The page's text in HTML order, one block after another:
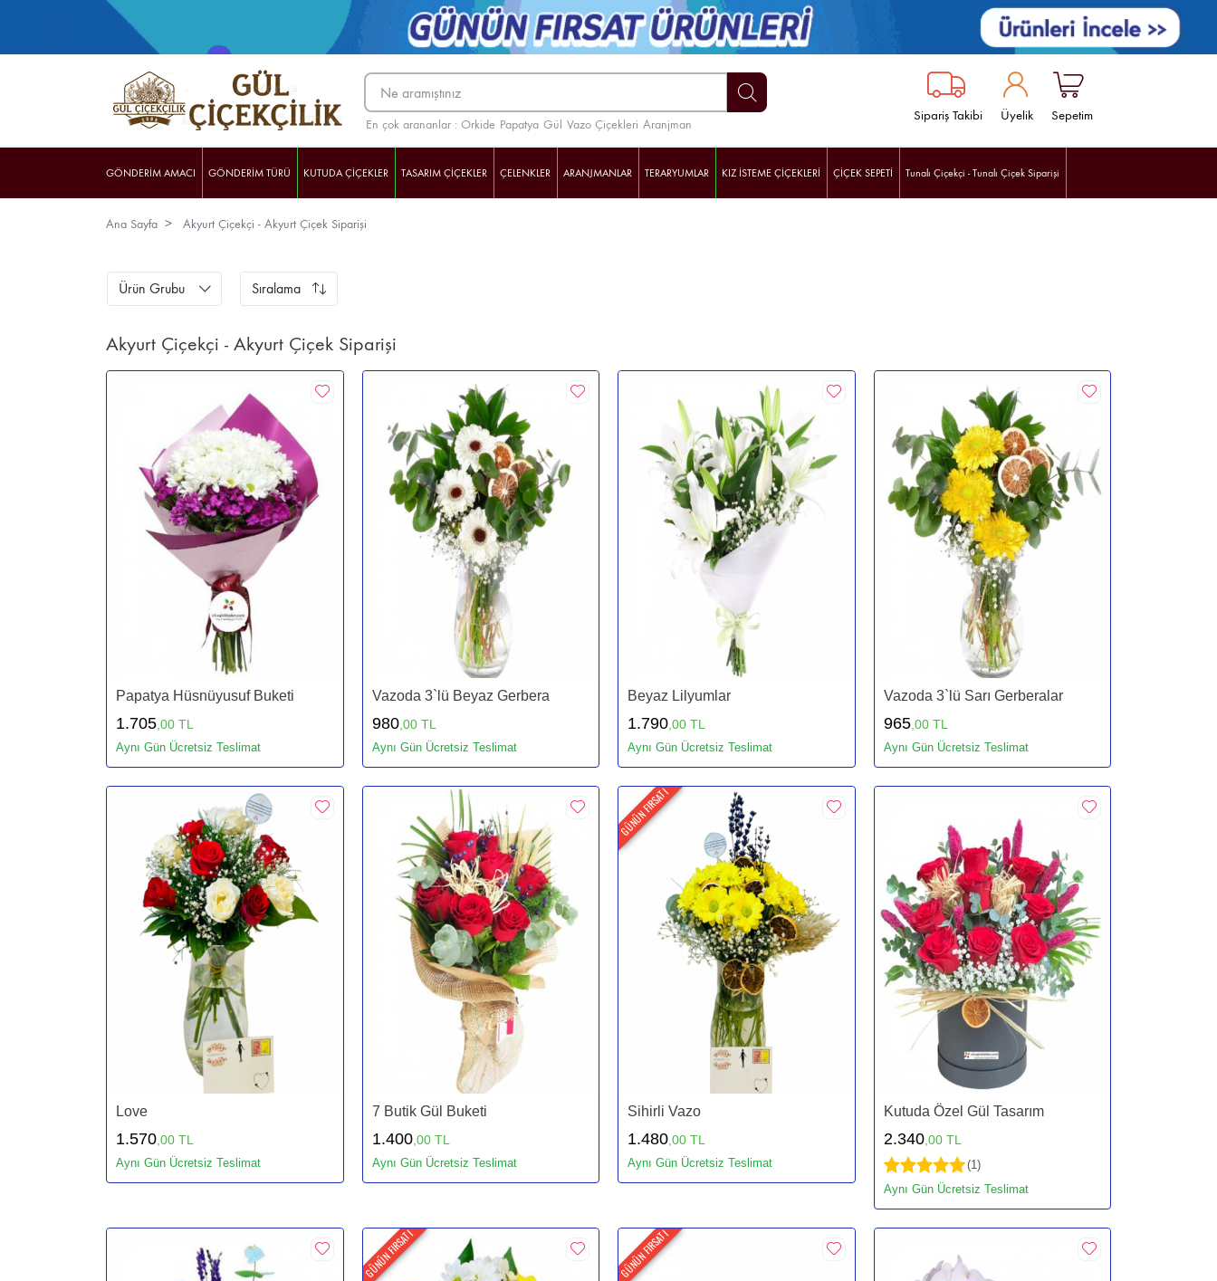
En çok arananlar : Orkide Papatya Gül Vazo Çiçekleri Aranjman
Sipariş Takibi Üyelik Sepetim
GÖNDERİM AMACI GÖNDERİM TÜRÜ KUTUDA ÇİÇEKLER TASARIM ÇİÇEKLER ÇELENKLER ARANJMANLAR TERARYUMLAR KIZ İSTEME ÇİÇEKLERİ ÇİÇEK SEPETİ Tunalı Çiçekçi - Tunalı Çiçek Siparişi
BASKILI BARDAKLAR
Ana Sayfa Akyurt Çiçekçi - Akyurt Çiçek Siparişi
Ürün Grubu Sıralama
Akyurt Çiçekçi - Akyurt Çiçek Siparişi
Papatya Hüsnüyusuf Buketi
1.705 ,00 TL
Aynı Gün Ücretsiz Teslimat
Vazoda 3`lü Beyaz Gerbera
980,00 TL
Aynı Gün Ücretsiz Teslimat
Beyaz Lilyumlar
1.790 ,00 TL
Aynı Gün Ücretsiz Teslimat
Vazoda 3`lü Sarı Gerberalar
965,00 TL
Aynı Gün Ücretsiz Teslimat
Love
1.570 ,00 TL
Aynı Gün Ücretsiz Teslimat
7 Butik Gül Buketi
1.400,00 TL
Aynı Gün Ücretsiz Teslimat
GÜNÜN FIRSATI
Sihirli Vazo
1.480 ,00 TL
Aynı Gün Ücretsiz Teslimat
Kutuda Özel Gül Tasarım
2.340,00 TL
(1)
Aynı Gün Ücretsiz Teslimat
GÜNÜN FIRSATI GÜNÜN FIRSATI